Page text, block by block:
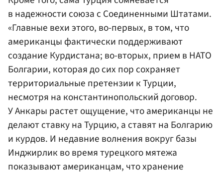
в надежности союза с Соединенными Штатами.
«Главные вехи этого, во-первых, в том, что
американцы фактически поддерживают
создание Курдистана; во-вторых, прием в НАТО
Болгарии, которая до сих пор сохраняет
территориальные претензии к Турции,
несмотря на константинопольский договор.
У Анкары растет ощущение, что американцы не
делают ставку на Турцию, а ставят на Болгарию
и курдов. И недавние волнения вокруг базы
Инджирлик во время турецкого мятежа
показывают американцам, что хранение